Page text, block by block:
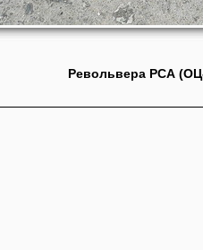
Револьвера РСА